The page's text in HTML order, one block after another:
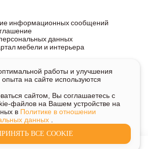
мебели и интерьера
информационных сообщений
данных
и ценах на сайте не является
исключительно информационный
информации о наличии и стоимости
напишите или позвоните нам.
работы и улучшения
опыта на сайте используются
сайтом, Вы соглашаетесь с
файлов на Вашем устройстве на
в Политике в отношении
данных
ВСЕ COOKIE